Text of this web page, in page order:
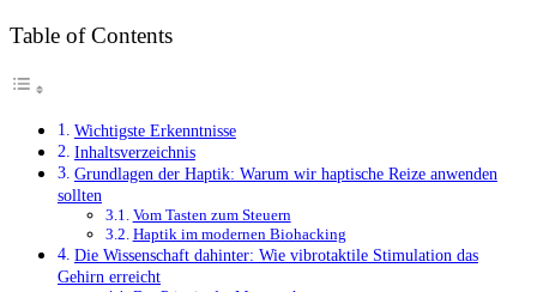
Table of Contents
Wichtigste Erkenntnisse
Inhaltsverzeichnis
Grundlagen der Haptik: Warum wir haptische Reize anwenden
sollten
Vom Tasten zum Steuern
Haptik im modernen Biohacking
Die Wissenschaft dahinter: Wie vibrotaktile Stimulation das
Gehirn erreicht